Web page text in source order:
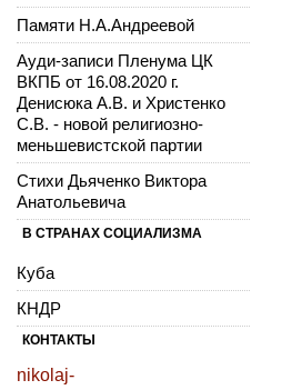
Памяти Н.А.Андреевой
Ауди-записи Пленума ЦК
ВКПБ от 16.08.2020 г.
Денисюка А.В. и Христенко
С.В. - новой религиозно-
меньшевистской партии
Стихи Дьяченко Виктора
Анатольевича
В СТРАНАХ СОЦИАЛИЗМА
Куба
КНДР
КОНТАКТЫ
nikolaj-